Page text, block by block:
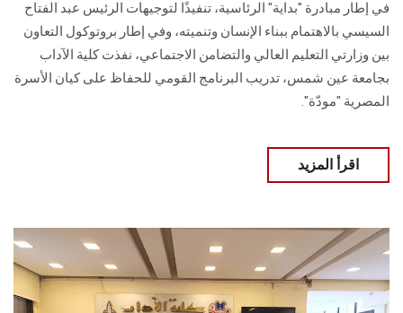
في إطار مبادرة "بداية" الرئاسية، تنفيذًا لتوجيهات الرئيس عبد الفتاح
السيسي بالاهتمام ببناء الإنسان وتنميته، وفي إطار بروتوكول التعاون
بين وزارتي التعليم العالي والتضامن الاجتماعي، نفذت كلية الآداب
بجامعة عين شمس، تدريب البرنامج القومي للحفاظ على كيان الأسرة
المصرية "مودّة".
اقرأ المزيد